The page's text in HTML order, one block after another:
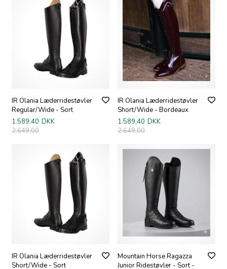
IR Olania Læderridestøvler
Regular/Wide - Sort
1.589,40 DKK
2.649,00
IR Olania Læderridestøvler
Short/Wide - Bordeaux
1.589,40 DKK
2.649,00
IR Olania Læderridestøvler
Short/Wide - Sort
Mountain Horse Ragazza
Junior Ridestøvler - Sort -